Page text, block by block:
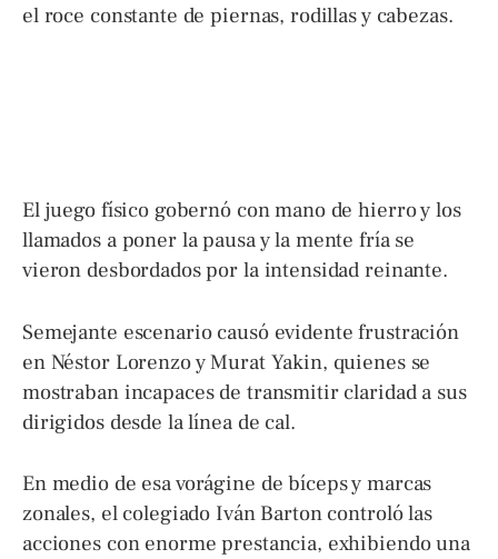
el roce constante de piernas, rodillas y cabezas.
El juego físico gobernó con mano de hierro y los
llamados a poner la pausa y la mente fría se
vieron desbordados por la intensidad reinante.
Semejante escenario causó evidente frustración
en Néstor Lorenzo y Murat Yakin, quienes se
mostraban incapaces de transmitir claridad a sus
dirigidos desde la línea de cal.
En medio de esa vorágine de bíceps y marcas
zonales, el colegiado Iván Barton controló las
acciones con enorme prestancia, exhibiendo una